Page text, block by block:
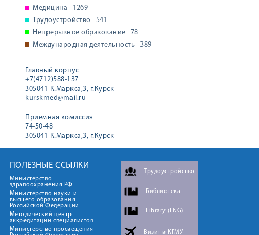
Медицина
1269
Трудоустройство
541
Непрерывное образование
78
Международная деятельность
389
Главный корпус
+7(4712)588-137
305041 К.Маркса,3, г.Курск
kurskmed@mail.ru
Приемная комиссия
74-50-48
305041 К.Маркса,3, г.Курск
ПОЛЕЗНЫЕ ССЫЛКИ
Министерство
здравоохранения РФ
Министерство науки и
высшего образования
Российской Федерации
Методический центр
аккредитации специалистов
Министерство просвещения
Трудоустройство
Библиотека
Library (ENG)
Визит в КГМУ